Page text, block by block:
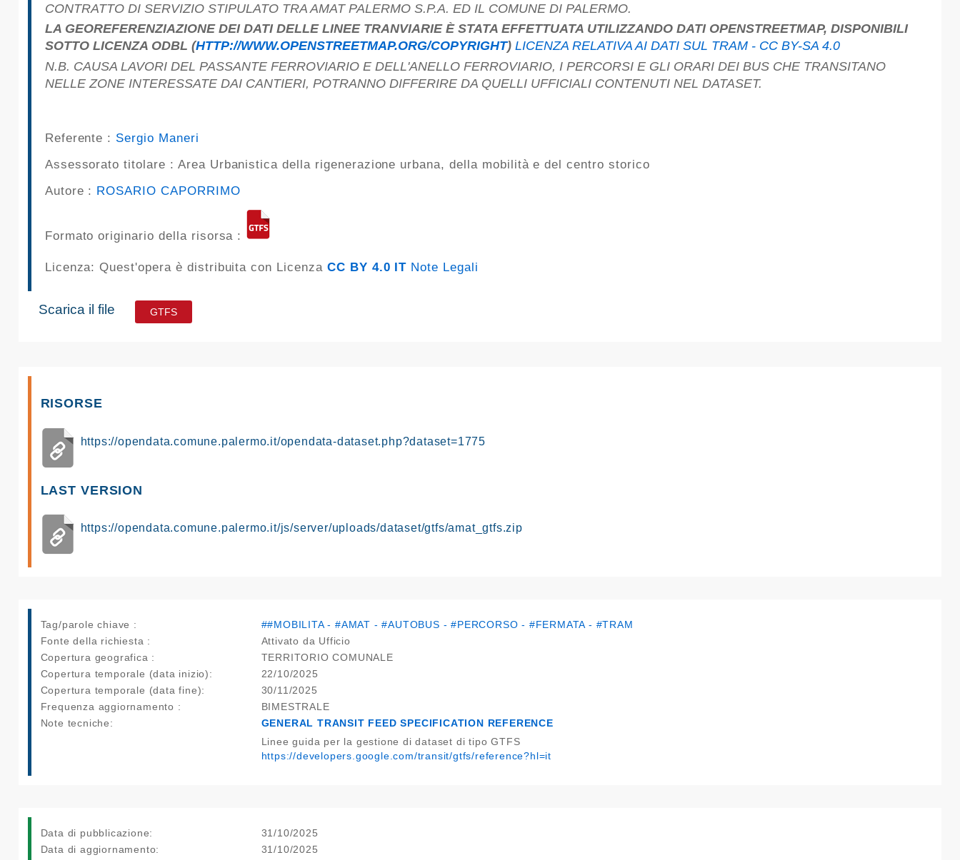
Linee
Guida
Open
CONTRATTO DI SERVIZIO STIPULATO TRA AMAT PALERMO S.P.A. ED IL COMUNE DI PALERMO.
LA GEOREFERENZIAZIONE DEI DATI DELLE LINEE TRANVIARIE È STATA EFFETTUATA UTILIZZANDO DATI OPENSTREETMAP, DISPONIBILI
SOTTO LICENZA ODBL (HTTP://WWW.OPENSTREETMAP.ORG/COPYRIGHT) LICENZA RELATIVA AI DATI SUL TRAM - CC BY-SA 4.0
N.B. CAUSA LAVORI DEL PASSANTE FERROVIARIO E DELL'ANELLO FERROVIARIO, I PERCORSI E GLI ORARI DEI BUS CHE TRANSITANO
NELLE ZONE INTERESSATE DAI CANTIERI, POTRANNO DIFFERIRE DA QUELLI UFFICIALI CONTENUTI NEL DATASET.
Referente : Sergio Maneri
Assessorato titolare : Area Urbanistica della rigenerazione urbana, della mobilità e del centro storico
Autore : ROSARIO CAPORRIMO
Formato originario della risorsa :
Licenza: Quest'opera è distribuita con Licenza CC BY 4.0 IT Note Legali
Scarica il file GTFS
RISORSE
https://opendata.comune.palermo.it/opendata-dataset.php?dataset=1775
LAST VERSION
https://opendata.comune.palermo.it/js/server/uploads/dataset/gtfs/amat_gtfs.zip
Tag/parole chiave :
##MOBILITA - #AMAT - #AUTOBUS - #PERCORSO - #FERMATA - #TRAM
Fonte della richiesta :
Attivato da Ufficio
Copertura geografica :
TERRITORIO COMUNALE
Copertura temporale (data inizio):
22/10/2025
Copertura temporale (data fine):
30/11/2025
Frequenza aggiornamento :
BIMESTRALE
Note tecniche:
GENERAL TRANSIT FEED SPECIFICATION REFERENCE
Linee guida per la gestione di dataset di tipo GTFS
https://developers.google.com/transit/gtfs/reference?hl=it
Data di pubblicazione:
31/10/2025
Data di aggiornamento:
31/10/2025